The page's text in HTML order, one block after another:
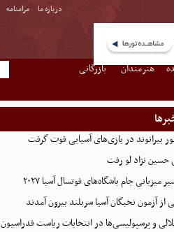
درباره ما مرامنامه
هنرمندان
بازرگانی
بیرانوند در بازی‌های آسیایی قوت گرفت
حسین نژاد لو رفت
جام باشگاه‌های فوتسال آسیا ۲۰۲۷
و پرسپولیسی‌ها در انتخابات ریاست فدراسیون